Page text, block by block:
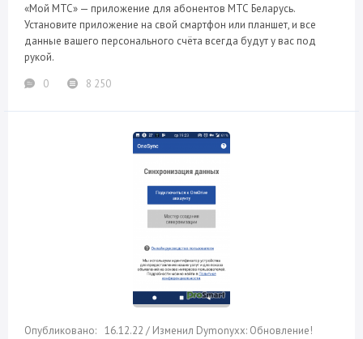
«Мой МТС» — приложение для абонентов МТС Беларусь.
Установите приложение на свой смартфон или планшет, и все
данные вашего персонального счёта всегда будут у вас под
рукой.
0
8 250
16.12.22 / Изменил Dymonyxx: Обновление!